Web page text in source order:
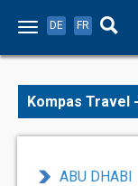
DE FR
Kompas Travel
ABU DHABI